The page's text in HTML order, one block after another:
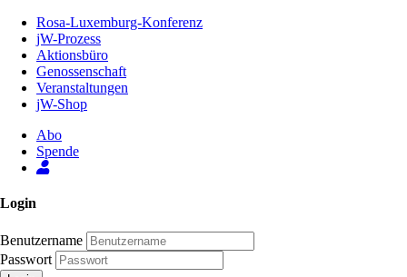
Inhalt
Seite
Rosa-Luxemburg-Konferenz
jW-Prozess
Aktionsbüro
Genossenschaft
Veranstaltungen
jW-Shop
Abo
Spende
Login
Benutzername
Passwort